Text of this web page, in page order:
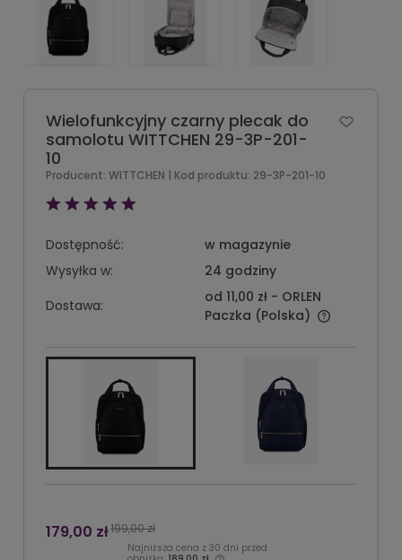
Wielofunkcyjny czarny plecak do
samolotu WITTCHEN 29-3P-201-
10
Producent: WITTCHEN | Kod produktu: 29-3P-201-10
Dostępność:
w magazynie
Wysyłka w:
24 godziny
Dostawa:
od 11,00 zł - ORLEN
Paczka (Polska)
179,00 zł199,00 zł
Najniższa cena z 30 dni przed